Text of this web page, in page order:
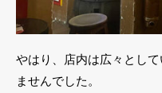
やはり、店内は広々とし
ませんでした。